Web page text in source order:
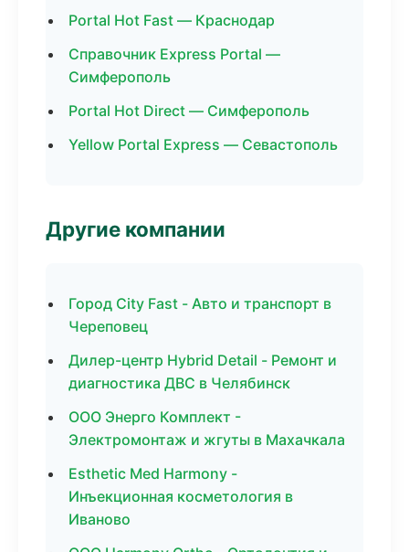
Portal Hot Fast — Краснодар
Справочник Express Portal —
Симферополь
Portal Hot Direct — Симферополь
Yellow Portal Express — Севастополь
Другие компании
Город City Fast - Авто и транспорт в
Череповец
Дилер-центр Hybrid Detail - Ремонт и
диагностика ДВС в Челябинск
ООО Энерго Комплект -
Электромонтаж и жгуты в Махачкала
Esthetic Med Harmony -
Инъекционная косметология в
Иваново